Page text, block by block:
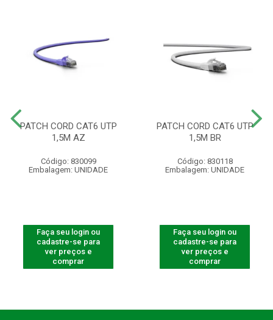
PATCH CORD CAT6 UTP
1,5M AZ
Código: 830099
Embalagem: UNIDADE
Faça seu login ou
cadastre-se para
ver preços e
comprar
PATCH CORD CAT6 UTP
1,5M BR
Código: 830118
Embalagem: UNIDADE
Faça seu login ou
cadastre-se para
ver preços e
comprar